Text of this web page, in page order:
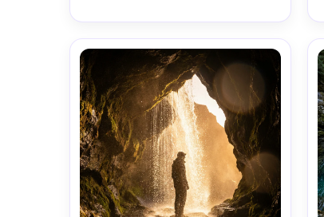
bokeh cremoso, look editorial de
boda, textura de tela ultra realista y
detalle natural de la piel --ar 4:5